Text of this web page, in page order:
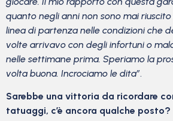
quanto negli anni non sono mai
linea di partenza nelle condizioni che
volte arrivavo con degli infortuni o
nelle settimane prima. Speriamo la
volta buona. Incrociamo le dita”.
Sarebbe una vittoria da ricordare
tatuaggi, c’è ancora qualche posto?